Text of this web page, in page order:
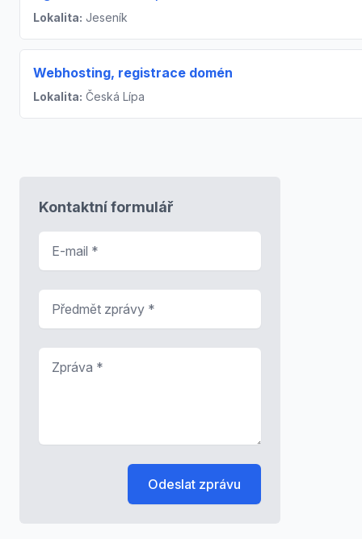
Lokalita: Jeseník
Webhosting, registrace domén
Lokalita: Česká Lípa
Kontaktní formulář
Odeslat zprávu